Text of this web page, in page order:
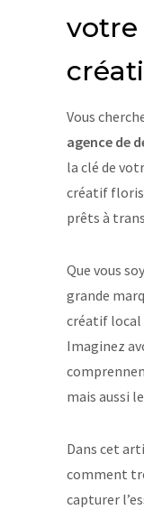
Vous
agence de
la clé de
créatif
prêts à
Que vous
grande
créatif local
Imaginez
mais aussi
Dans cet
comment
capturer